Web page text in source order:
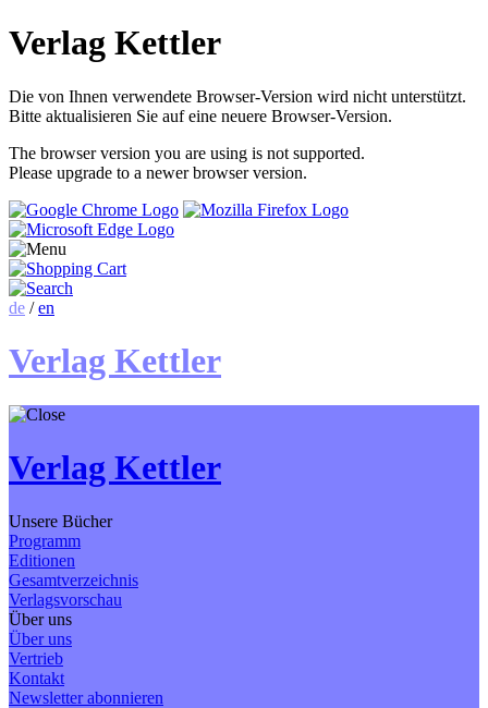
Verlag Kettler
Die von Ihnen verwendete Browser-Version wird nicht unterstützt.
Bitte aktualisieren Sie auf eine neuere Browser-Version.
The browser version you are using is not supported.
Please upgrade to a newer browser version.
de /en
Verlag Kettler
Verlag Kettler
Unsere Bücher
Programm
Editionen
Gesamtverzeichnis
Verlagsvorschau
Über uns
Über uns
Vertrieb
Kontakt
Newsletter abonnieren